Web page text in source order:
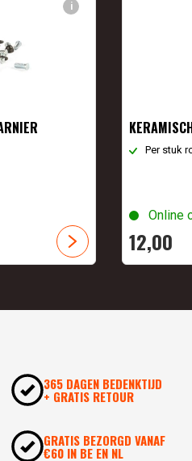
i
Per stuk
Online
12,00
365 DAGEN BEDENKTIJD
+ GRATIS RETOUR
GRATIS BEZORGD VANAF
€60 IN BE EN NL